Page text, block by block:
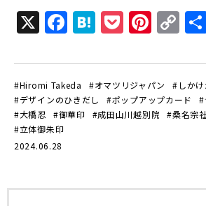
X F
c
e
b
k
H
e
n
a
P
c
k
et
Pi
te
r
e
C
p
y
Li
#Hiromi Takeda #オマツリジャパン
#しかけ
#デザインのひきだし
#ポップアップカード
#
#大橋忍
#御華印 #成田山川越別院 #桑名宗
#立体御朱印
2024.06.28